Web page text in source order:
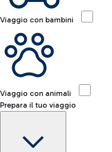
Viaggio con bambini
Viaggio con animali
Prepara il tuo viaggio